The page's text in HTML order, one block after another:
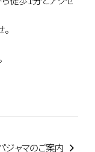
ジャマのご案内